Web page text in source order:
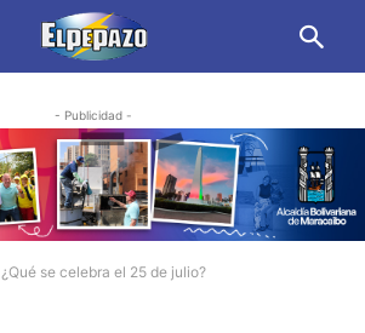
- Publicidad -
¿Qué se celebra el 25 de julio?